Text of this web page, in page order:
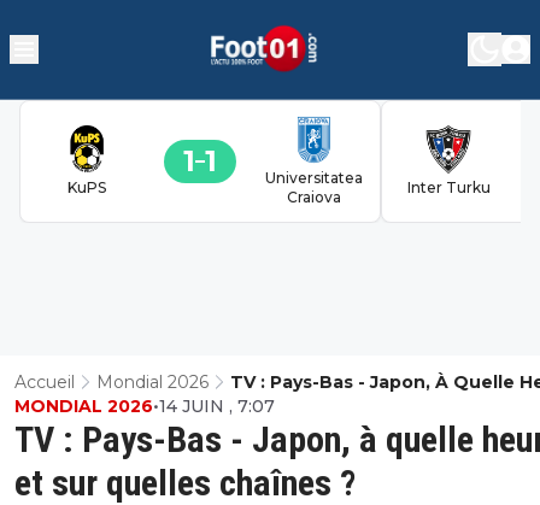
KuPS
1 1
Universitatea
Craiova
Inter Turku
Accueil Mondial 2026
TV : Pays-Bas - Japon, À Quelle
Et Sur Quelles Chaînes ?
TV : Pays-Bas - Japon, à quelle
et sur quelles chaînes ?
MONDIAL 2026•14 JUIN , 7:07